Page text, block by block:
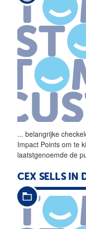
... belangrijke
Impact Points om te
laatstgenoemde de
CEX SELLS IN